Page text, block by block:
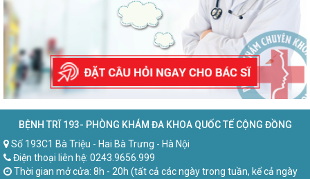
BỆNH TRĨ 193- PHÒNG KHÁM ĐA KHOA QUỐC TẾ CỘNG ĐỒNG
Số 193C1 Bà Triệu - Hai Bà Trưng - Hà Nội
Điện thoại liên hệ: 0243.9656.999
Thời gian mở cửa: 8h - 20h (tất cả các ngày trong tuần, kể cả ngày